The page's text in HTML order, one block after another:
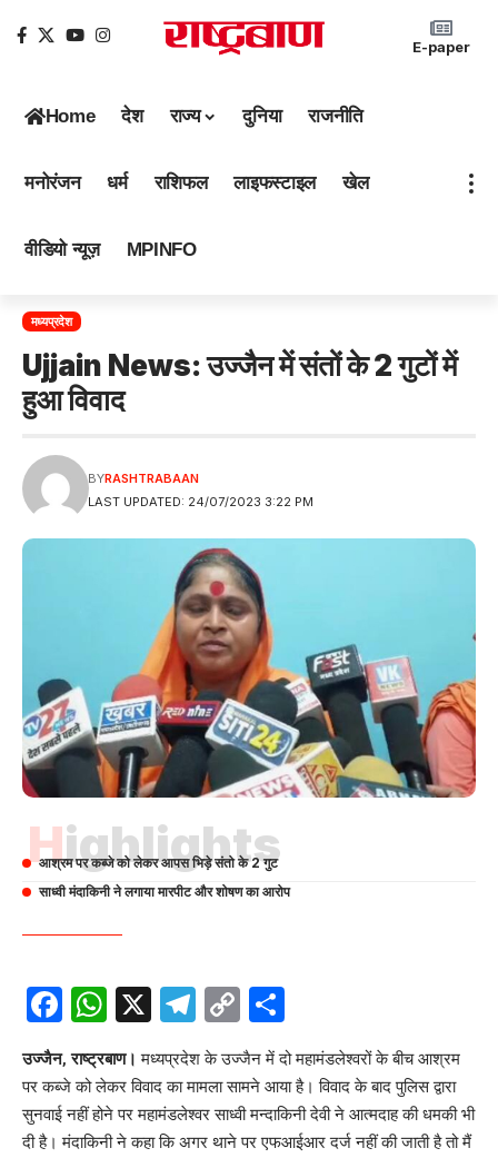
E-paper
Home देश राज्य दुनिया राजनीति
मनोरंजन धर्म राशिफल लाइफस्टाइल खेल
वीडियो न्यूज़ MPINFO
मध्यप्रदेश
Ujjain News: उज्जैन में संतों के 2 गुटों में
हुआ विवाद
LAST UPDATED: 24/07/2023 3:22 PM
BYRASHTRABAAN
Highlights
आश्रम पर कब्जे को लेकर आपस भिड़े संतो के 2 गुट
साध्वी मंदाकिनी ने लगाया मारपीट और शोषण का आरोप
Facebook
WhatsApp
X Telegram
Copy
Link
उज्जैन, राष्ट्रबाण।मध्यप्रदेश के उज्जैन में दो महामंडलेश्वरों के बीच आश्रम
पर कब्जे को लेकर विवाद का मामला सामने आया है। विवाद के बाद पुलिस द्वारा
सुनवाई नहीं होने पर महामंडलेश्वर साध्वी मन्दाकिनी देवी ने आत्मदाह की धमकी भी
दी है। मंदाकिनी ने कहा कि अगर थाने पर एफआईआर दर्ज नहीं की जाती है तो मैं